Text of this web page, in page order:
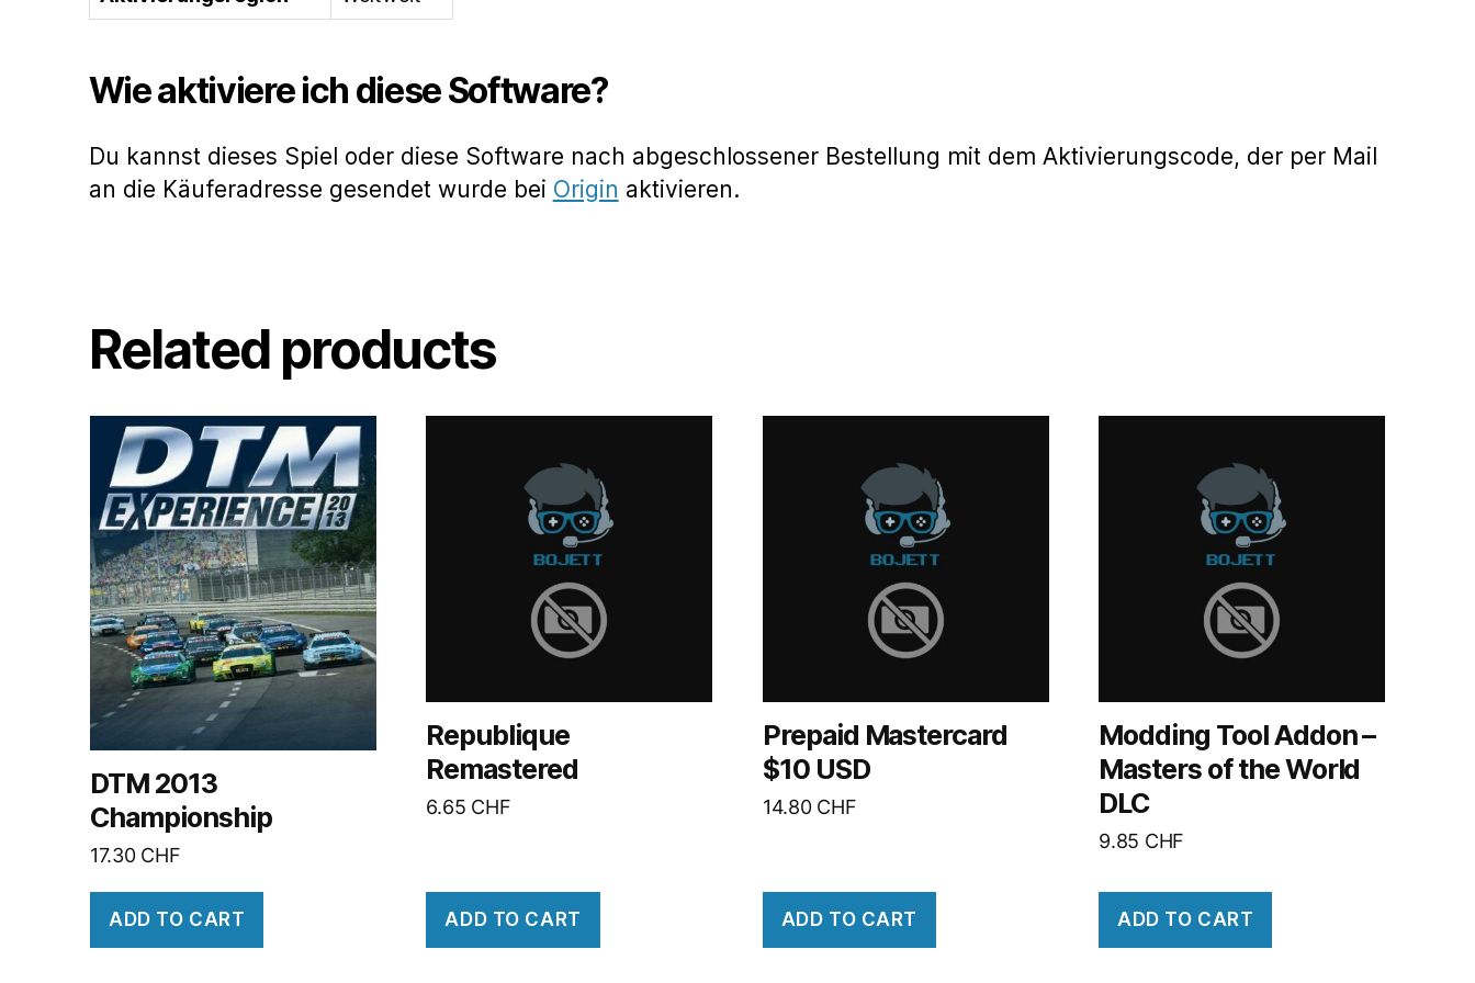
Wie aktiviere ich diese Software?
Du kannst dieses Spiel oder diese Software nach abgeschlossener Bestellung mit dem Aktivierungscode, der per Mail
an die Käuferadresse gesendet wurde bei Origin aktivieren.
Related products
DTM 2013
Championship
17.30 CHF
ADD TO CART
Republique
Remastered
6.65 CHF
ADD TO CART
Prepaid Mastercard
$10 USD
14.80 CHF
ADD TO CART
Modding Tool Addon –
Masters of the World
DLC
9.85 CHF
ADD TO CART